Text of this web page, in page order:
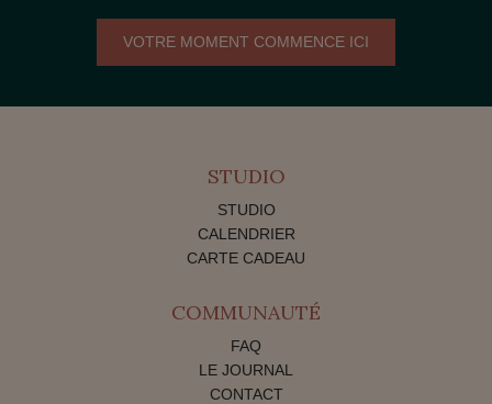
VOTRE MOMENT COMMENCE ICI
STUDIO
STUDIO
CALENDRIER
CARTE CADEAU
COMMUNAUTÉ
FAQ
LE JOURNAL
CONTACT